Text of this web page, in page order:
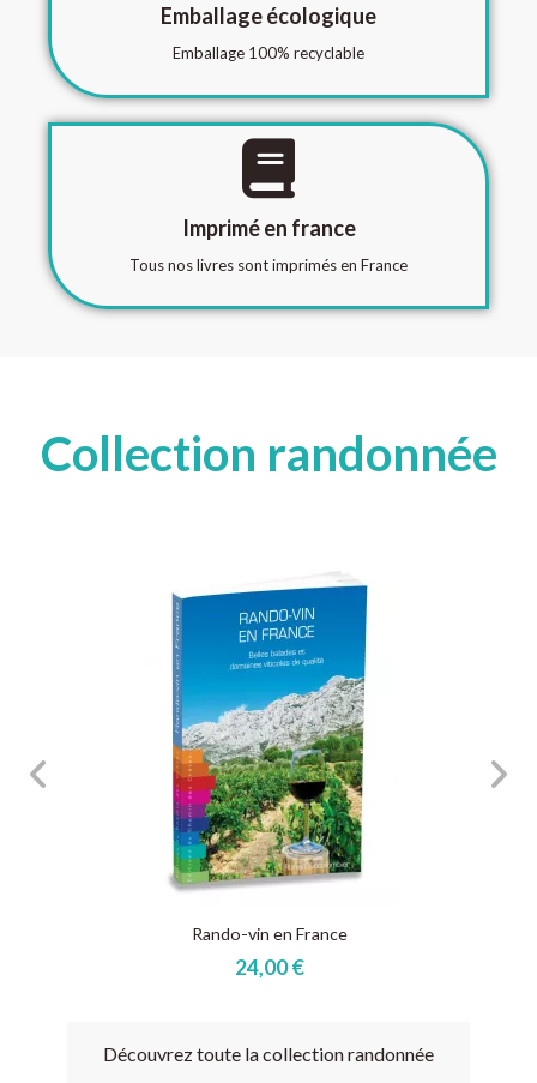
Emballage écologique
Emballage 100% recyclable
Imprimé en france
Tous nos livres sont imprimés en France
Collection randonnée
Rando-vin en France
24,00 €
Découvrez toute la collection randonnée